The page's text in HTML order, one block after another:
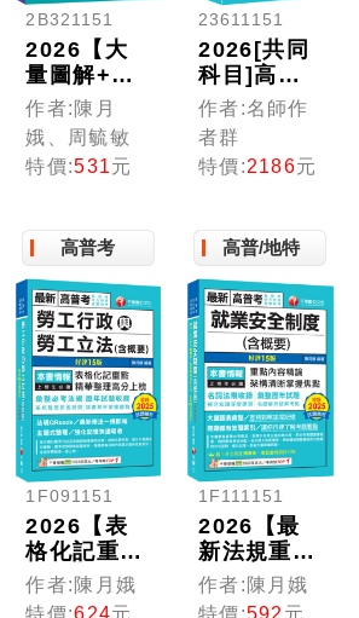
2B321151
2026【大
量圖解+表
格整理】人
力資源管理
(含概要)
［六版］
鋼／台酒／
北捷／高考
／警察）
作者:陳月
娥、周毓敏
特價:531元
23611151
2026[共同
科目]高普
考／地方三
四等課文版
套書：天羅
地網涵蓋考
地緊扣各類
命題焦點
作者:名師作
者群
特價:2186元
高普考
1F091151
2026【表
格化記重
點】勞工行
政與勞工立
作者:陳月娥
高普/地特
1F111151
2026【最
新法規重
點】就業安
全制度(含
作者:陳月娥